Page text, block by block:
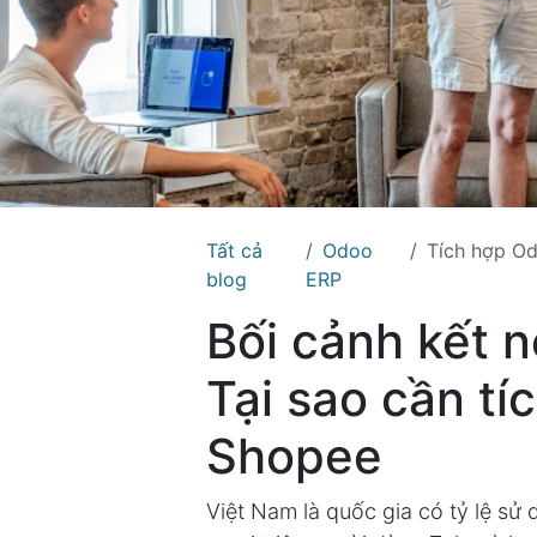
Tất cả
blog
Odoo
ERP
Tích hợp
Bối cảnh kết
Tại sao cần
Shopee
Việt Nam là quốc gia có tỷ lệ sử